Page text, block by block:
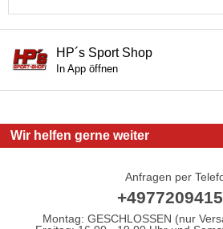
HP´s Sport Shop
In App öffnen
Wir helfen gerne weiter
Anfragen per
Montag: GESCHLOSSEN (nur